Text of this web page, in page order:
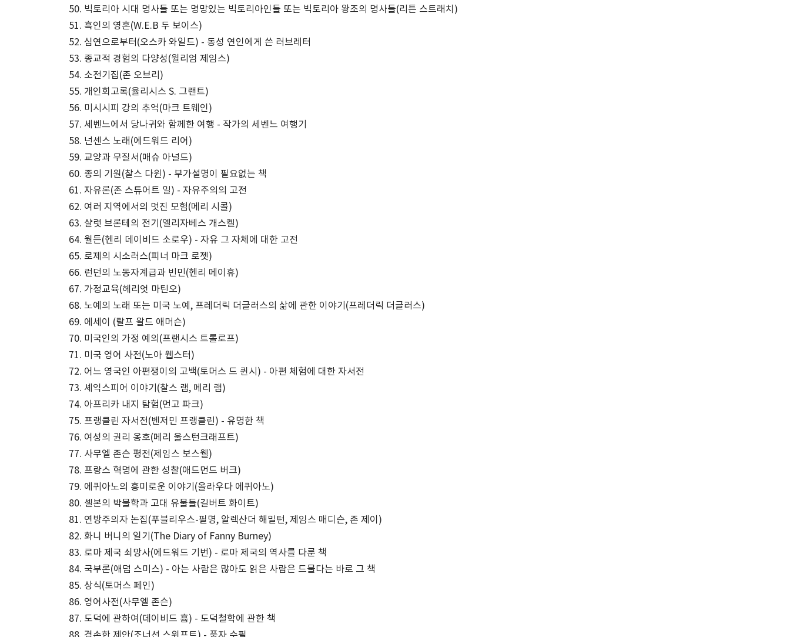
빅토리아 시대 명사들 또는 명망있는 빅토리아인들 또는 빅토리아 왕조의 명사들(리튼 스트래치)
흑인의 영혼(W.E.B 두 보이스)
심연으로부터(오스카 와일드) - 동성 연인에게 쓴 러브레터
종교적 경험의 다양성(윌리엄 제임스)
소전기집(존 오브리)
개인회고록(율리시스 S. 그랜트)
미시시피 강의 추억(마크 트웨인)
세벤느에서 당나귀와 함께한 여행 - 작가의 세벤느 여행기
넌센스 노래(에드워드 리어)
교양과 무질서(매슈 아널드)
종의 기원(찰스 다윈) - 부가설명이 필요없는 책
자유론(존 스튜어트 밀) - 자유주의의 고전
여러 지역에서의 멋진 모험(메리 시콜)
샬럿 브론테의 전기(엘리자베스 개스켈)
월든(헨리 데이비드 소로우) - 자유 그 자체에 대한 고전
로제의 시소러스(피너 마크 로젯)
런던의 노동자계급과 빈민(헨리 메이휴)
가정교육(헤리엇 마틴오)
노예의 노래 또는 미국 노예, 프레더릭 더글러스의 삶에 관한 이야기(프레더릭 더글러스)
에세이 (랄프 왈드 애머슨)
미국인의 가정 예의(프랜시스 트롤로프)
미국 영어 사전(노아 웹스터)
어느 영국인 아편쟁이의 고백(토머스 드 퀸시) - 아편 체험에 대한 자서전
셰익스피어 이야기(찰스 램, 메리 램)
아프리카 내지 탐험(먼고 파크)
프랭클린 자서전(벤저민 프랭클린) - 유명한 책
여성의 권리 옹호(메리 울스턴크래프트)
사무엘 존슨 평전(제임스 보스웰)
프랑스 혁명에 관한 성찰(애드먼드 버크)
에퀴아노의 흥미로운 이야기(올라우다 에퀴아노)
셀본의 박물학과 고대 유물들(길버트 화이트)
연방주의자 논집(푸블리우스-필명, 알렉산더 해밀턴, 제임스 매디슨, 존 제이)
화니 버니의 일기(The Diary of Fanny Burney)
로마 제국 쇠망사(에드워드 기번) - 로마 제국의 역사를 다룬 책
국부론(애덤 스미스) - 아는 사람은 많아도 읽은 사람은 드물다는 바로 그 책
상식(토머스 페인)
영어사전(사무엘 존슨)
도덕에 관하여(데이비드 흄) - 도덕철학에 관한 책